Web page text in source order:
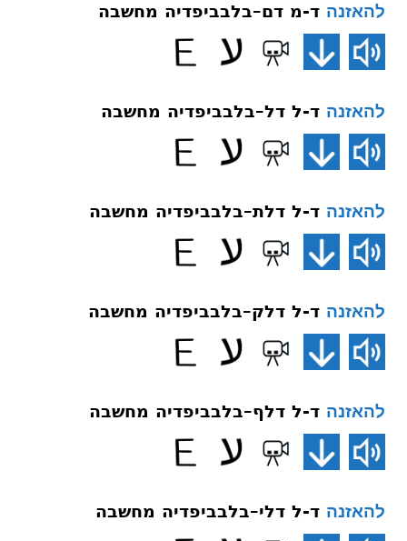
להאזנה ד-מ דם–בלבביפדיה מחשבה
להאזנה ד-ל דל–בלבביפדיה מחשבה
להאזנה ד-ל דלת–בלבביפדיה מחשבה
להאזנה ד-ל דלק–בלבביפדיה מחשבה
להאזנה ד-ל דלף–בלבביפדיה מחשבה
להאזנה ד-ל דלי–בלבביפדיה מחשבה